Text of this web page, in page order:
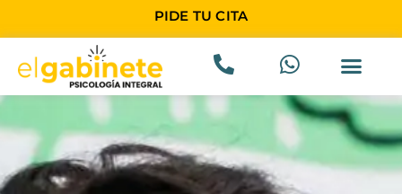
PIDE TU CITA